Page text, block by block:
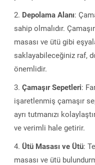
Depolama Alanı:
sahip olmalıdır.
masası ve ütü gibi
saklayabileceğiniz raf,
önemlidir.
Çamaşır Sepetleri:
işaretlenmiş çamaşır
ayrı tutmanızı
ve verimli hale getirir.
Ütü Masası ve Ütü:
masası ve ütü